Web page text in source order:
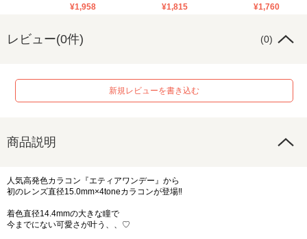
¥1,958 ¥1,815 ¥1,760
レビュー(0件) (0)
新規レビューを書き込む
商品説明
人気高発色カラコン『エティアワンデー』から
初のレンズ直径15.0mm×4toneカラコンが登場‼︎
着色直径14.4mmの大きな瞳で
今までにない可愛さが叶う、、♡